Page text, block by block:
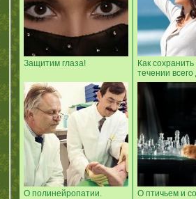
Защитим глаза!
Как
течении всего
О полинейропатии. О птичьем и